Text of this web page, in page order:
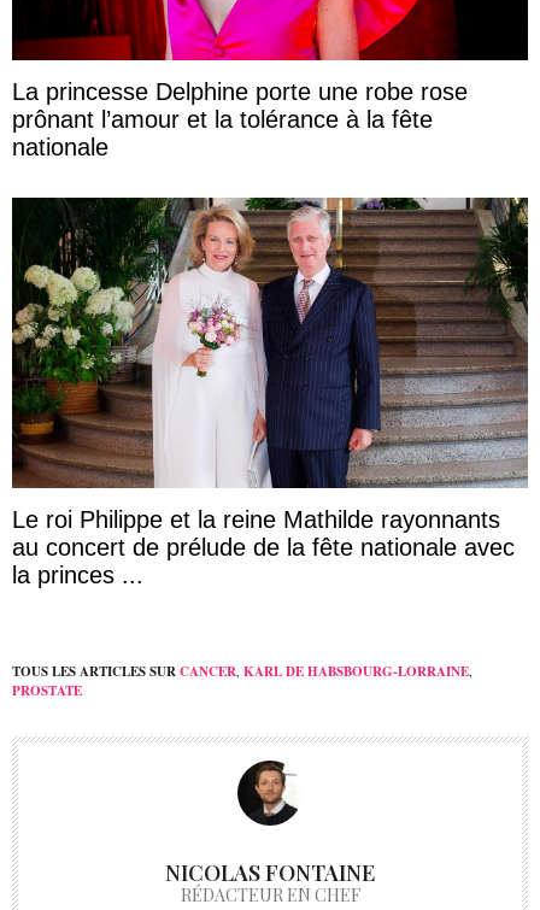
La princesse Delphine porte une robe rose
prônant l’amour et la tolérance à la fête
nationale
Le roi Philippe et la reine Mathilde rayonnants
au concert de prélude de la fête nationale avec
la princes ...
TOUS LES ARTICLES SURCANCER, KARL DE HABSBOURG-LORRAINE,
PROSTATE
NICOLAS FONTAINE
RÉDACTEUR EN CHEF